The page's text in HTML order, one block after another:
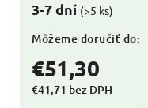
€51,30
€41,71 bez DPH
3-7 dní (>5 ks)
Môžeme doručiť do: